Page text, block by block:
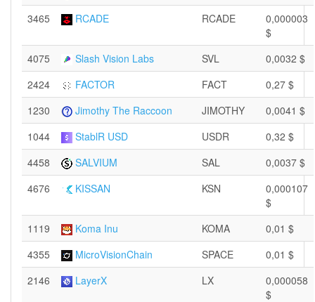
3465
RCADE RCADE
0,000003
$
4075
Slash Vision Labs SVL
0,0032 $
2424
FACTOR FACT
0,27 $
1230
Jimothy The Raccoon JIMOTHY
0,0041 $
1044
StablR USD USDR
0,32 $
4458
SALVIUM SAL
0,0037 $
4676
KISSAN KSN
0,000107
$
1119
Koma Inu KOMA
0,01 $
4355
MicroVisionChain SPACE
0,01 $
2146
LayerX LX
0,000058
$